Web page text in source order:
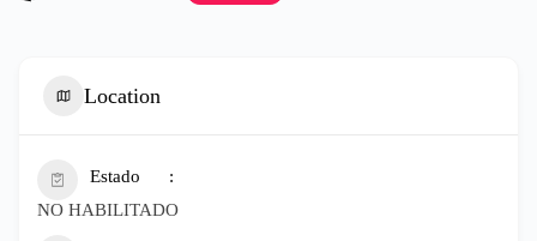
Location
Estado
NO HABILITADO